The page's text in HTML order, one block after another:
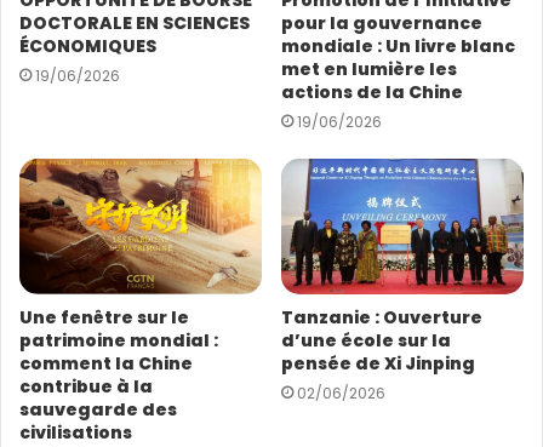
(Photo : Xinhua)
e
E
m
DOCTORALE EN SCIENCES
ÉCONOMIQUES
19/06/2026
pour la gouvernance
mondiale : Un livre blanc
met en lumière les
actions de la Chine
19/06/2026
Une fenêtre sur le
patrimoine mondial :
comment la Chine
contribue à la
sauvegarde des
civilisations
Tanzanie : Ouverture
d’une école sur la
pensée de Xi Jinping
02/06/2026